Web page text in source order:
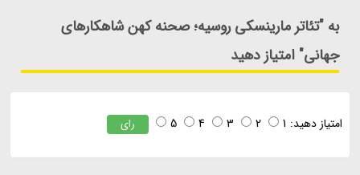
به "تئاتر مارینسکی روسیه؛ صحنه کهن شاهکارهای
جهانی" امتیاز دهید
امتیاز دهید: 1
2
3
4
5 رای